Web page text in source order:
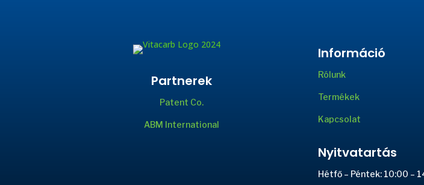
Partnerek
Patent Co.
ABM International
Információ
Rólunk
Termékek
Kapcsolat
Nyitvatartás
Hétfő – Péntek: 10:00 –